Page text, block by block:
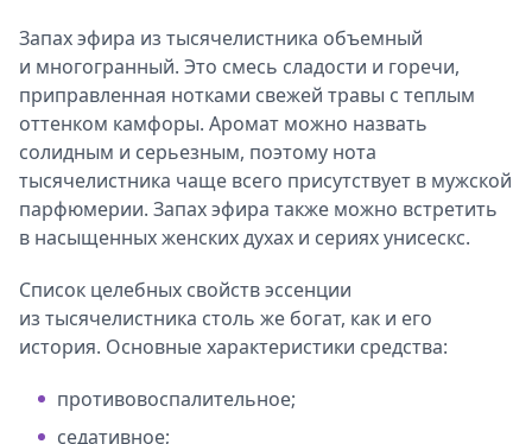
Запах эфира из тысячелистника объемный
и многогранный. Это смесь сладости и горечи,
приправленная нотками свежей травы с теплым
оттенком камфоры. Аромат можно назвать
солидным и серьезным, поэтому нота
тысячелистника чаще всего присутствует в мужской
парфюмерии. Запах эфира также можно встретить
в насыщенных женских духах и сериях унисескс.
Список целебных свойств эссенции
из тысячелистника столь же богат, как и его
история. Основные характеристики средства:
противовоспалительное;
седативное;